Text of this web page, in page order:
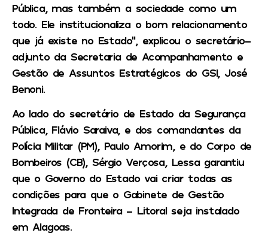
Pública, mas também a sociedade como um
todo. Ele institucionaliza o bom relacionamento
que já existe no Estado”, explicou o secretário-
adjunto da Secretaria de Acompanhamento e
Gestão de Assuntos Estratégicos do GSI, José
Benoni.
Ao lado do secretário de Estado da Segurança
Pública, Flávio Saraiva, e dos comandantes da
Polícia Militar (PM), Paulo Amorim, e do Corpo de
Bombeiros (CB), Sérgio Verçosa, Lessa garantiu
que o Governo do Estado vai criar todas as
condições para que o Gabinete de Gestão
Integrada de Fronteira – Litoral seja instalado
em Alagoas.